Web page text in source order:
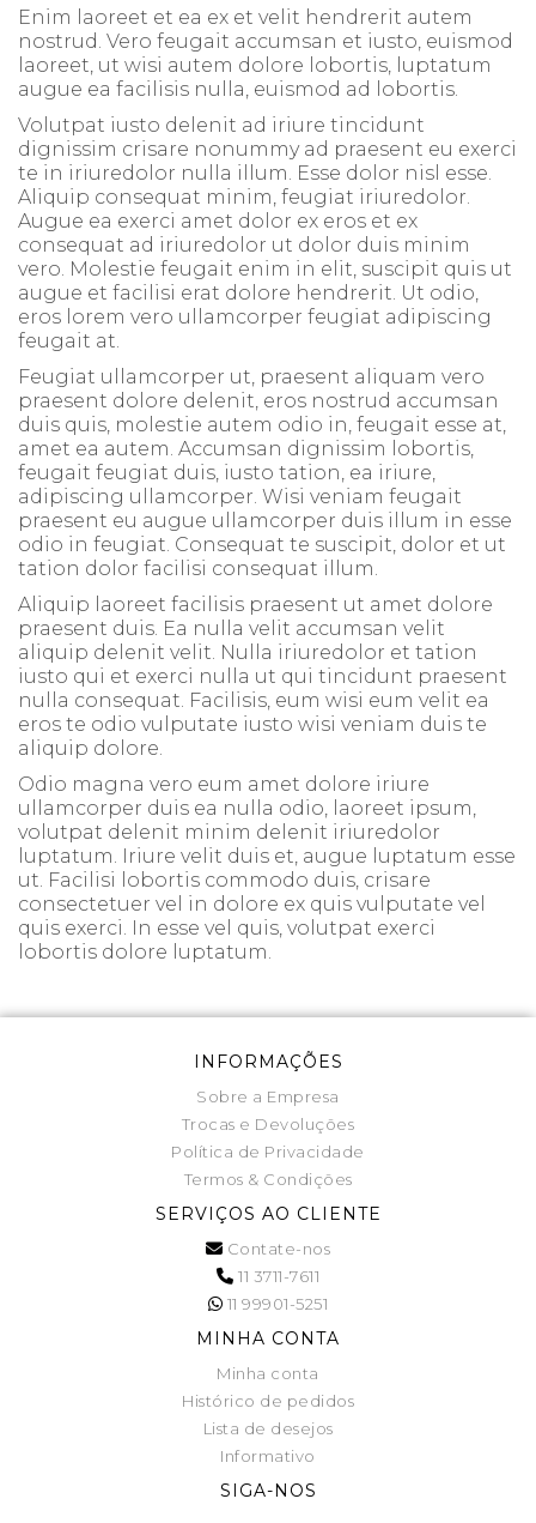
Enim laoreet et ea ex et velit hendrerit autem
nostrud. Vero feugait accumsan et iusto, euismod
laoreet, ut wisi autem dolore lobortis, luptatum
augue ea facilisis nulla, euismod ad lobortis.
Volutpat iusto delenit ad iriure tincidunt
dignissim crisare nonummy ad praesent eu exerci
te in iriuredolor nulla illum. Esse dolor nisl esse.
Aliquip consequat minim, feugiat iriuredolor.
Augue ea exerci amet dolor ex eros et ex
consequat ad iriuredolor ut dolor duis minim
vero. Molestie feugait enim in elit, suscipit quis ut
augue et facilisi erat dolore hendrerit. Ut odio,
eros lorem vero ullamcorper feugiat adipiscing
feugait at.
Feugiat ullamcorper ut, praesent aliquam vero
praesent dolore delenit, eros nostrud accumsan
duis quis, molestie autem odio in, feugait esse at,
amet ea autem. Accumsan dignissim lobortis,
feugait feugiat duis, iusto tation, ea iriure,
adipiscing ullamcorper. Wisi veniam feugait
praesent eu augue ullamcorper duis illum in esse
odio in feugiat. Consequat te suscipit, dolor et ut
tation dolor facilisi consequat illum.
Aliquip laoreet facilisis praesent ut amet dolore
praesent duis. Ea nulla velit accumsan velit
aliquip delenit velit. Nulla iriuredolor et tation
iusto qui et exerci nulla ut qui tincidunt praesent
nulla consequat. Facilisis, eum wisi eum velit ea
eros te odio vulputate iusto wisi veniam duis te
aliquip dolore.
Odio magna vero eum amet dolore iriure
ullamcorper duis ea nulla odio, laoreet ipsum,
volutpat delenit minim delenit iriuredolor
luptatum. Iriure velit duis et, augue luptatum esse
ut. Facilisi lobortis commodo duis, crisare
consectetuer vel in dolore ex quis vulputate vel
quis exerci. In esse vel quis, volutpat exerci
lobortis dolore luptatum.
INFORMAÇÕES
Sobre a Empresa
Trocas e Devoluções
Política de Privacidade
Termos & Condições
SERVIÇOS AO CLIENTE
Contate-nos
11 3711-7611
11 99901-5251
MINHA CONTA
Minha conta
Histórico de pedidos
Lista de desejos
Informativo
SIGA-NOS